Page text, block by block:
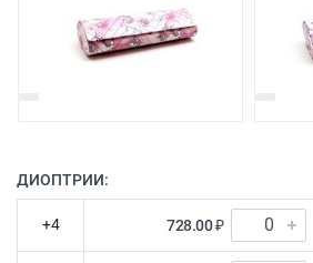
ДИОПТРИИ:
+4 728.00 ₽